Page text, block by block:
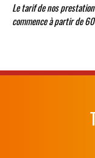
Le tarif de nos
commence à partir de